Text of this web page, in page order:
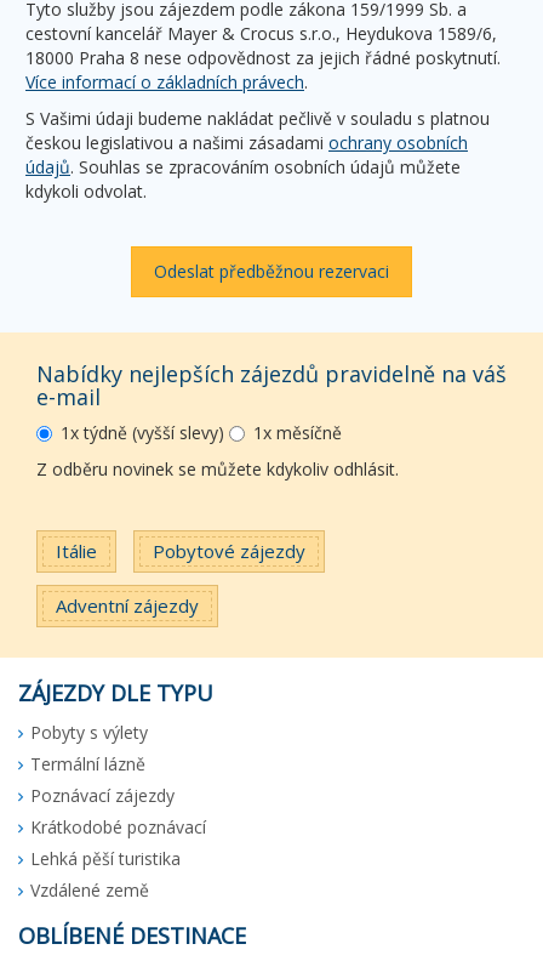
Tyto služby jsou zájezdem podle zákona 159/1999 Sb. a
cestovní kancelář Mayer & Crocus s.r.o., Heydukova 1589/6,
18000 Praha 8 nese odpovědnost za jejich řádné poskytnutí.
Více informací o základních právech.
S Vašimi údaji budeme nakládat pečlivě v souladu s platnou
českou legislativou a našimi zásadami ochrany osobních
údajů. Souhlas se zpracováním osobních údajů můžete
kdykoli odvolat.
Odeslat předběžnou rezervaci
Nabídky nejlepších zájezdů pravidelně na váš
e-mail
1x týdně (vyšší slevy)
1x měsíčně
Z odběru novinek se můžete kdykoliv odhlásit.
Itálie Pobytové zájezdy
Adventní zájezdy
ZÁJEZDY DLE TYPU
Pobyty s výlety
Termální lázně
Poznávací zájezdy
Krátkodobé poznávací
Lehká pěší turistika
Vzdálené země
OBLÍBENÉ DESTINACE